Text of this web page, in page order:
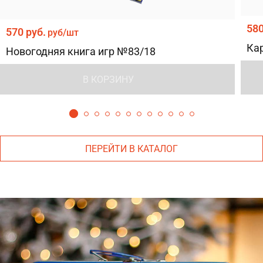
570 руб. руб/шт
Новогодняя книга игр №83/18
ПЕРЕЙТИ В КАТАЛОГ